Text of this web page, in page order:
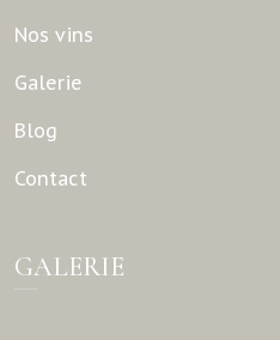
Nos vins
Galerie
Blog
Contact
GALERIE